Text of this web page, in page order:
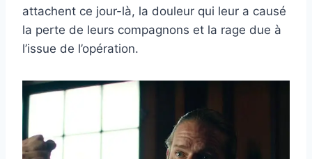
attachent ce jour-là, la douleur qui leur a causé
la perte de leurs compagnons et la rage due à
l’issue de l’opération.